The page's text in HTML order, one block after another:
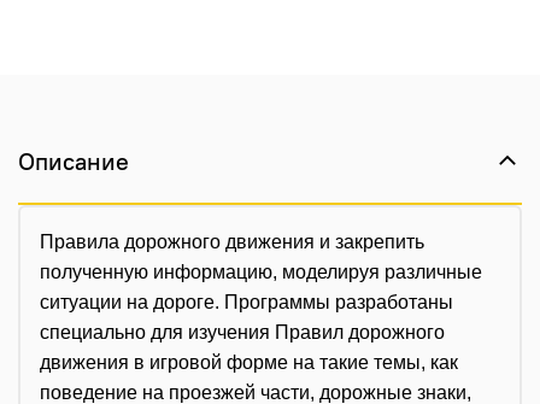
Описание
Правила дорожного движения и закрепить
полученную информацию, моделируя различные
ситуации на дороге. Программы разработаны
специально для изучения Правил дорожного
движения в игровой форме на такие темы, как
поведение на проезжей части, дорожные знаки,